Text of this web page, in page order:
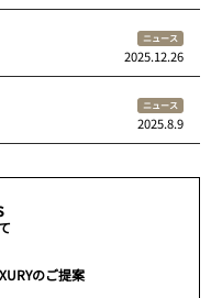
ニュース
2025.12.26
ニュース
2025.8.9
のご提案